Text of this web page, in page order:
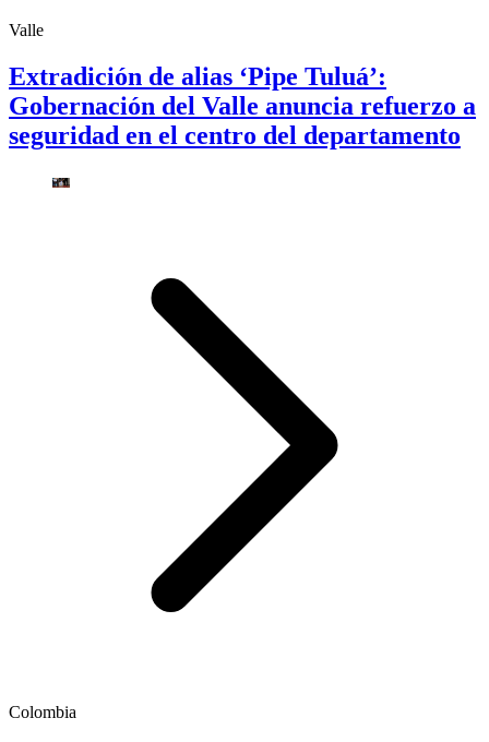
Valle
Extradición de alias ‘Pipe Tuluá’:
Gobernación del Valle anuncia refuerzo a
seguridad en el centro del departamento
Colombia